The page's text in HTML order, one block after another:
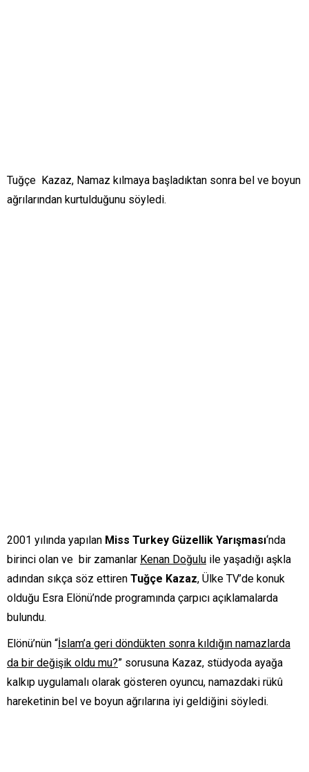
Tuğçe Kazaz, Namaz kılmaya başladıktan sonra bel ve boyun
ağrılarından kurtulduğunu söyledi.
2001 yılında yapılan Miss Turkey Güzellik Yarışması‘nda
birinci olan ve bir zamanlar Kenan Doğulu ile yaşadığı aşkla
adından sıkça söz ettiren Tuğçe Kazaz, Ülke TV’de konuk
olduğu Esra Elönü’nde programında çarpıcı açıklamalarda
bulundu.
Elönü’nün “İslam’a geri döndükten sonra kıldığın namazlarda
da bir değişik oldu mu?” sorusuna Kazaz, stüdyoda ayağa
kalkıp uygulamalı olarak gösteren oyuncu, namazdaki rükû
hareketinin bel ve boyun ağrılarına iyi geldiğini söyledi.